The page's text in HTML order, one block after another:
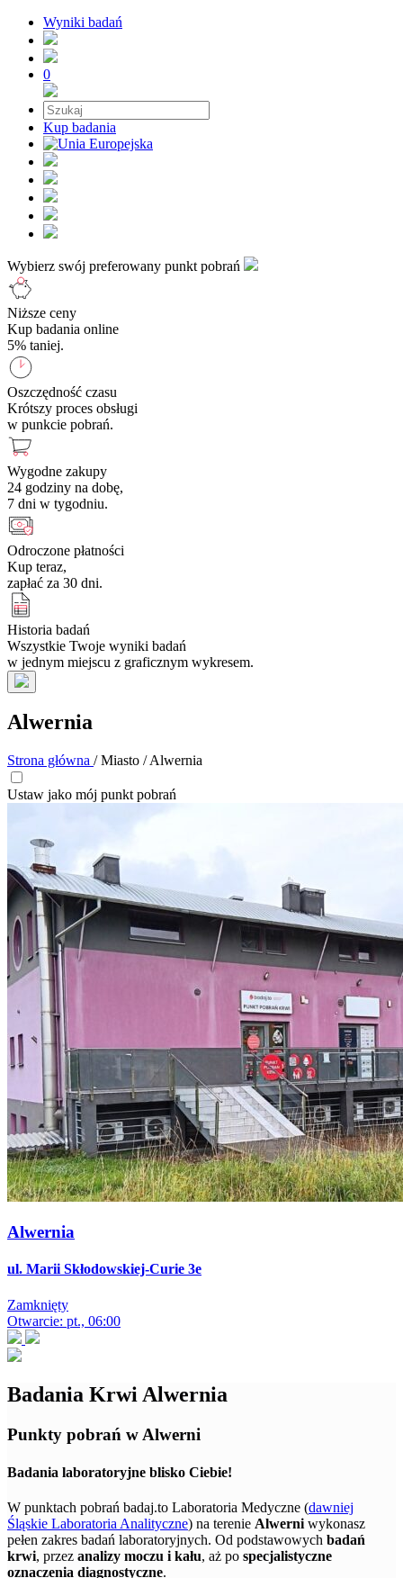
Wyniki badań
0
Kup badania
Wybierz swój preferowany punkt pobrań
Niższe ceny
Kup badania online
5% taniej.
Oszczędność czasu
Krótszy proces obsługi
w punkcie pobrań.
Wygodne zakupy
24 godziny na dobę,
7 dni w tygodniu.
Odroczone płatności
Kup teraz,
zapłać za 30 dni.
Historia badań
Wszystkie Twoje wyniki badań
w jednym miejscu z graficznym wykresem.
Alwernia
Strona główna / Miasto / Alwernia
Ustaw jako mój punkt pobrań
Alwernia
ul. Marii Skłodowskiej-Curie 3e
Zamknięty
Otwarcie: pt., 06:00
Badania Krwi Alwernia
Punkty pobrań w Alwerni
Badania laboratoryjne blisko Ciebie!
W punktach pobrań badaj.to Laboratoria Medyczne (dawniej
Śląskie Laboratoria Analityczne) na terenie Alwerni wykonasz
pełen zakres badań laboratoryjnych. Od podstawowych badań
krwi, przez analizy moczu i kału, aż po specjalistyczne
oznaczenia diagnostyczne.